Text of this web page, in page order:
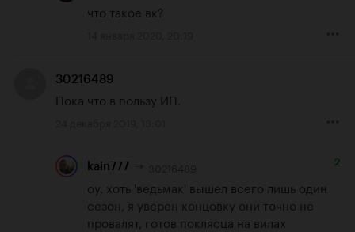
что такое вк?
30216489
Пока что в пользу ИП.
kain777 2
оу, хоть 'ведьмак' вышел всего лишь один
сезон, я уверен концовку они точно не
провалят, готов поклясца на вилах